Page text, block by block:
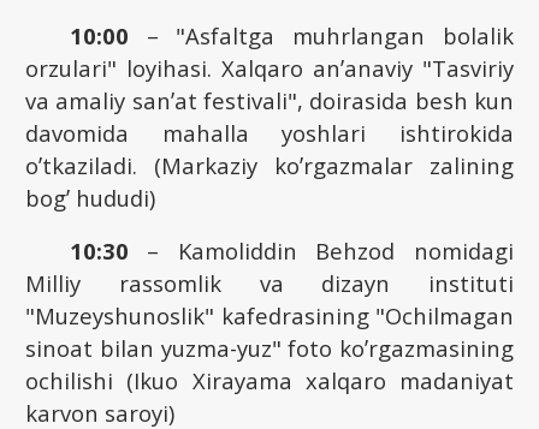
10:00 – "Аsfaltga muhrlangan bolalik
orzulari" loyihasi. Xalqaro anʼanaviy "Tasviriy
va amaliy sanʼat festivali", doirasida besh kun
davomida mahalla yoshlari ishtirokida
oʼtkaziladi. (Markaziy koʼrgazmalar zalining
bogʼ hududi)
10:30 – Kamoliddin Behzod nomidagi
Milliy rassomlik va dizayn instituti
"Muzeyshunoslik" kafedrasining "Ochilmagan
sinoat bilan yuzma-yuz" foto koʼrgazmasining
ochilishi (Ikuo Xirayama xalqaro madaniyat
karvon saroyi)